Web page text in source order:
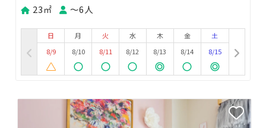
23㎡
〜6人
日
8/9
月
8/10
火
8/11
水
8/12
木
8/13
金
8/14
土
8/15